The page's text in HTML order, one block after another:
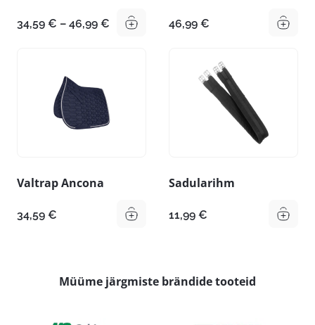
34,59 € – 46,99 € Hinnavahemik:
46,99 €
Valtrap Ancona
34,59 €
Sadularihm
11,99 €
Müüme järgmiste brändide tooteid